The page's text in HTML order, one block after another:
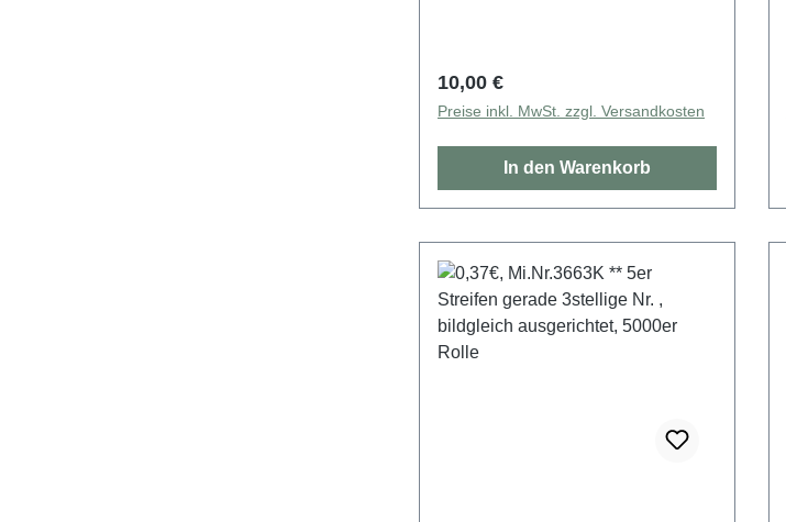
Regulärer Preis:
10,00 €
Preise inkl. MwSt. zzgl. Versandkosten
In den Warenkorb